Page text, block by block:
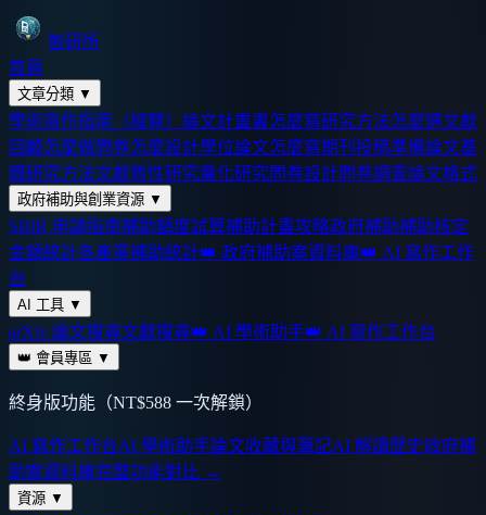
智研所
首頁
文章分類 ▼
學術寫作指南（總覽） 論文計畫書怎麼寫研究方法怎麼選文獻
回顧怎麼做問卷怎麼設計學位論文怎麼寫期刊投稿準備論文基
礎研究方法文獻質性研究量化研究問卷設計問卷調查論文格式
政府補助與創業資源 ▼
SBIR 申請指南補助額度試算補助計畫攻略政府補助補助核定
金額統計各產業補助統計👑 政府補助案資料庫👑 AI 寫作工作
台
AI 工具 ▼
arXiv 論文搜尋文獻搜尋👑 AI 學術助手👑 AI 寫作工作台
👑 會員專區 ▼
終身版功能（NT$588 一次解鎖）
AI 寫作工作台AI 學術助手論文收藏與筆記AI 解讀歷史政府補
助案資料庫完整功能對比 →
資源 ▼